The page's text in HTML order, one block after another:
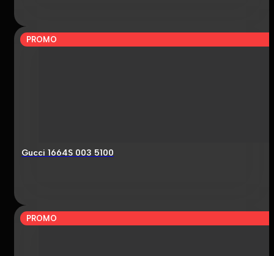
PROMO
Gucci 1664S 003 5100
PROMO